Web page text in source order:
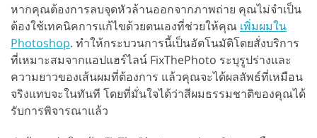
หากคุณต้องการลบจุดหัวล้านออกจากภาพถ่าย คุณไม่จำเป็น
ต้องใช้เทคนิคการแก้ไขด้วยตนเองที่ช่วยให้คุณ เพิ่มผมใน
Photoshop. ทำให้กระบวนการนี้เป็นอัตโนมัติโดยสั่งบริการ
ที่เหมาะสมจากแอปแฮร์ไลน์ FixThePhoto ระบุรูปร่างและ
ความยาวของเส้นผมที่ต้องการ แล้วคุณจะได้ผลลัพธ์ที่เหมือน
จริงแทบจะในทันที โดยที่มั่นใจได้ว่าสีผมธรรมชาติของคุณได้
รับการพิจารณาแล้ว